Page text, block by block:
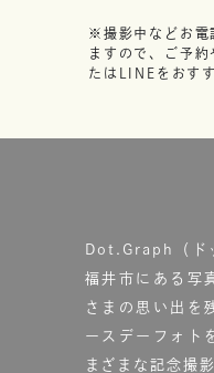
※撮影中などお電
ますので、ご予
たはLINEをおす
Dot.Graph（ド
福井市にある写
さまの思い出を
ースデーフォト
まざまな記念撮